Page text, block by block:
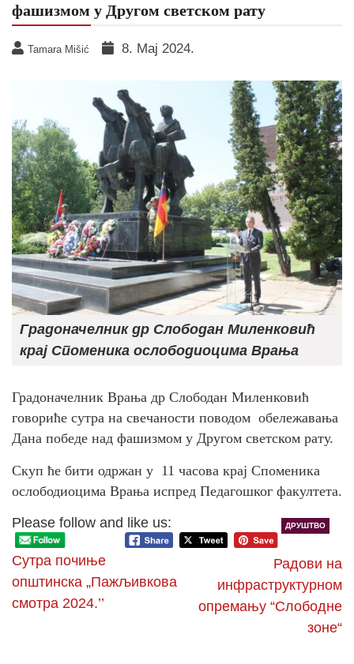
фашизмом у Другом светском рату
Tamara Mišić 8. Мај 2024.
Градоначелник др Слободан Миленковић
крај Споменика ослободиоцима Врања
Градоначелник Врања др Слободан Миленковић
говориће сутра на свечаности поводом обележавања
Дана победе над фашизмом у Другом светском рату.
Скуп ће бити одржан у 11 часова крај Споменика
ослободиоцима Врања испред Педагошког факултета.
Please follow and like us:
ДРУШТВО
Сутра почиње
општинска „Пажљивкова
смотра 2024.’’
Радови на
инфраструктурном
опремању “Слободне
зоне“